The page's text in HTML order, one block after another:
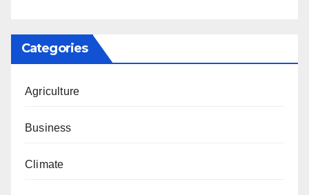
Categories
Agriculture
Business
Climate